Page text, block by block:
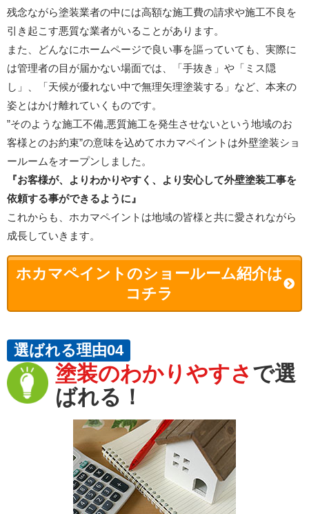
残念ながら塗装業者の中には高額な施工費の請求や施工不良を
引き起こす悪質な業者がいることがあります。
また、どんなにホームページで良い事を謳っていても、実際に
は管理者の目が届かない場面では、「手抜き」や「ミス隠
し」、「天候が優れない中で無理矢理塗装する」など、本来の
姿とはかけ離れていくものです。
”そのような施工不備,悪質施工を発生させないという地域のお
客様とのお約束”の意味を込めてホカマペイントは外壁塗装ショ
ールームをオープンしました。
『お客様が、よりわかりやすく、より安心して外壁塗装工事を
依頼する事ができるように』
これからも、ホカマペイントは地域の皆様と共に愛されながら
成長していきます。
ホカマペイントのショールーム紹介は
コチラ
塗装のわかりやすさ で選
ばれる！
選ばれる理由04